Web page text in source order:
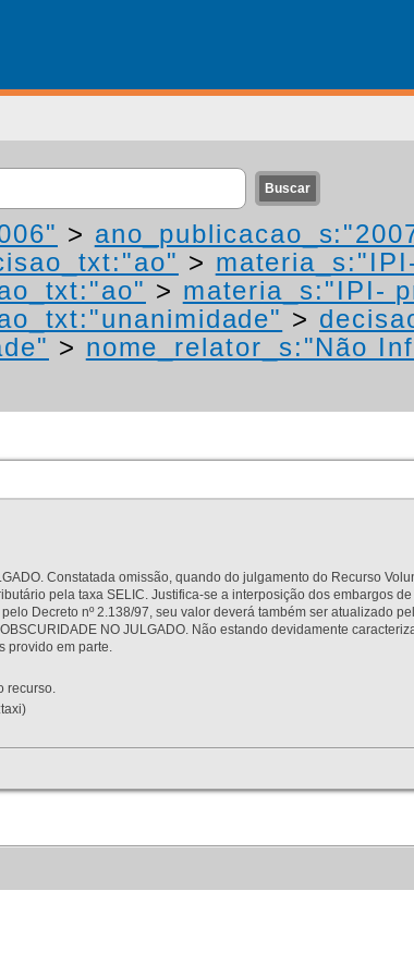
>
>
> materia_s:"IPI-
>
> nome_relator_s:"Não
Constatada omissão, quando do julgamento do Recurso
pela taxa SELIC. Justifica-se a interposição dos embargos
Decreto nº 2.138/97, seu valor deverá também ser atualizado
NO JULGADO. Não estando devidamente
provido em parte.
recurso.